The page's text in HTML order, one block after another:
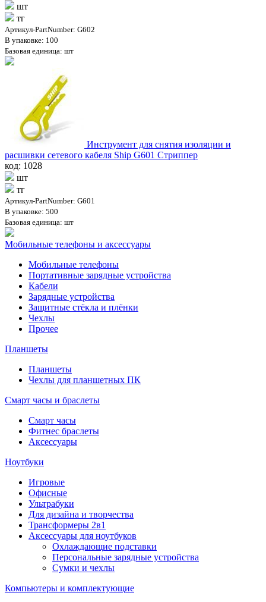
шт
тг
Артикул-PartNumber: G602
В упаковке: 100
Базовая единица: шт
Инструмент для снятия изоляции и
расшивки сетевого кабеля Ship G601 Стриппер
код: 1028
шт
тг
Артикул-PartNumber: G601
В упаковке: 500
Базовая единица: шт
Мобильные телефоны и аксессуары
Мобильные телефоны
Портативные зарядные устройства
Кабели
Зарядные устройства
Защитные стёкла и плёнки
Чехлы
Прочее
Планшеты
Планшеты
Чехлы для планшетных ПК
Смарт часы и браслеты
Смарт часы
Фитнес браслеты
Аксессуары
Ноутбуки
Игровые
Офисные
Ультрабуки
Для дизайна и творчества
Трансформеры 2в1
Аксессуары для ноутбуков
Охлаждающие подставки
Персональные зарядные устройства
Сумки и чехлы
Компьютеры и комплектующие